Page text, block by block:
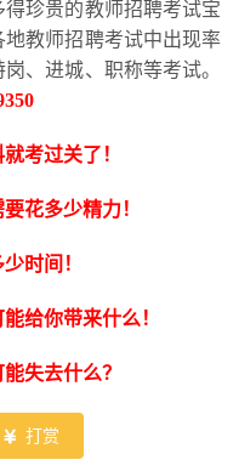
珍贵的教师招聘考试宝
教师招聘考试中出现率
、进城、职称等考试。
考过关了！
花多少精力！
时间！
给你带来什么！
失去什么？
 打赏